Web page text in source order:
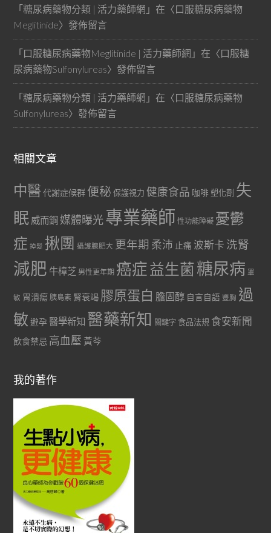
「糖尿病藥物分類 | 活力藥師網 」在〈口服糖尿病藥物
Meglitinide〉發佈留言
「口服糖尿病藥物Meglitinide | 活力藥師網 」在〈口服糖
尿病藥物Sulfonylureas〉發佈留言
「糖尿病藥物分類 | 活力藥師網 」在〈口服糖尿病藥物
Sulfonylureas〉發佈留言
相關文章
中醫代謝症候群 便秘 保護視力 健康食品 咖啡 塑化劑 失
眠 威而鋼 媒體曝光專業藥師 性功能障礙 憂鬱
症 掉髮 揪團 攝護腺肥大 更年期 柔沛 止痛 波斯卡 洗腎
減肥 牛樟芝 男性更年期 癌症益生菌 糖尿病 罩
敏 胃潰瘍 胰島素 腎衰竭 膠原蛋白 膽固醇 自言自語 豐胸 過
敏 避孕 醫學新知 醫藥新知 關鍵字 食品法規 食安新聞
飲食禁忌 高血壓 黃芩
我的著作